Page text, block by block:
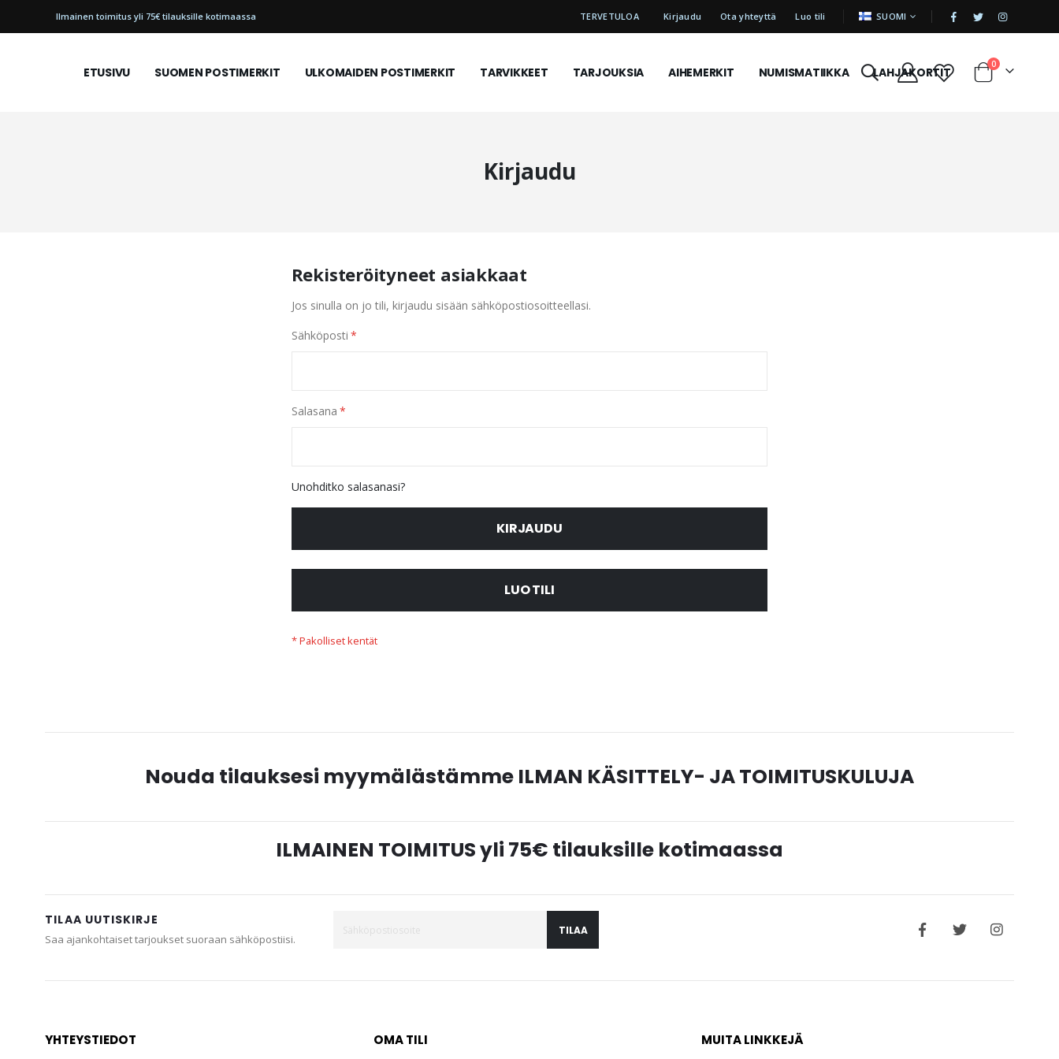
TERVETULOA Kirjaudu Ota yhteyttä Luo tili KIELI SUOMI |
Ilmainen toimitus yli 75€ tilauksille kotimaassa
ETUSIVU SUOMEN POSTIMERKIT ULKOMAIDEN POSTIMERKIT TARVIKKEET TARJOUKSIA AIHEMERKIT NUMISMATIIKKA LAHJAKORTIT Cart
0tuotetta
Kirjaudu
Rekisteröityneet asiakkaat
Jos sinulla on jo tili, kirjaudu sisään sähköpostiosoitteellasi.
Sähköposti
Salasana
Unohditko salasanasi?
KIRJAUDU
LUO TILI
Nouda tilauksesi myymälästämme ILMAN KÄSITTELY- JA TOIMITUSKULUJA
ILMAINEN TOIMITUS yli 75€ tilauksille kotimaassa
TILAA UUTISKIRJE
Saa ajankohtaiset tarjoukset suoraan sähköpostiisi.
TILAA
YHTEYSTIEDOT OMA TILI MUITA LINKKEJÄ